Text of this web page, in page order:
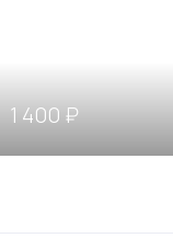
1 400 ₽